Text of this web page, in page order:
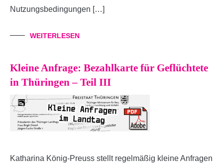
Nutzungsbedingungen […]
WEITERLESEN
Kleine Anfrage: Bezahlkarte für Geflüchtete
in Thüringen – Teil III
Katharina König-Preuss stellt regelmäßig kleine Anfragen